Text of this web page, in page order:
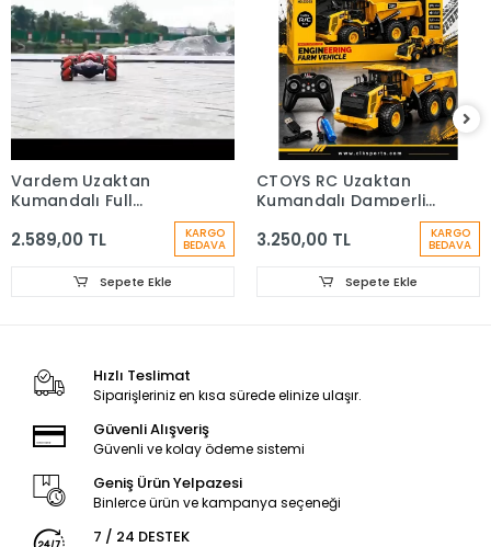
Vardem Uzaktan
Kumandalı Full
Akrobat Araba
2.589,00 TL KARGO
BEDAVA
Sepete Ekle
CTOYS RC Uzaktan
Kumandalı Damperli
3.250,00 TL KARGO
BEDAVA
Sepete Ekle
Hızlı Teslimat
Siparişleriniz en kısa sürede elinize ulaşır.
Güvenli Alışveriş
Güvenli ve kolay ödeme sistemi
Geniş Ürün Yelpazesi
Binlerce ürün ve kampanya seçeneği
7 / 24 DESTEK